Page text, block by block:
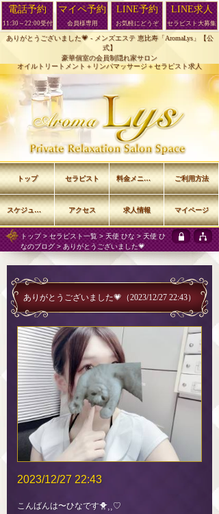
ありがとうございました💗 - メンズエステ 恵比寿「AromaLys」【公
式】
豪華個室の会員制隠れ家サロン
オイルトリートメント＋リンパマッサージ＋セラピスト求人
トップ> セラピスト一覧 >天使 ひな >天使 ひ
なのブログ> ありがとうございました💗
ありがとうございました💗 （2023/12/27 22:43）
2023/12/27 22:43
こんばんは〜ひなです🐥⸒⸒♡
トップ セラピスト 料金メニュー ご利用方法
スケジュール アクセス 求人情報 マイページ
電話予約
11:30～22:00受付
マイペ予約
会員様専用
LINE予約
お気軽にどうぞ
LINE求人
セラピスト大募集